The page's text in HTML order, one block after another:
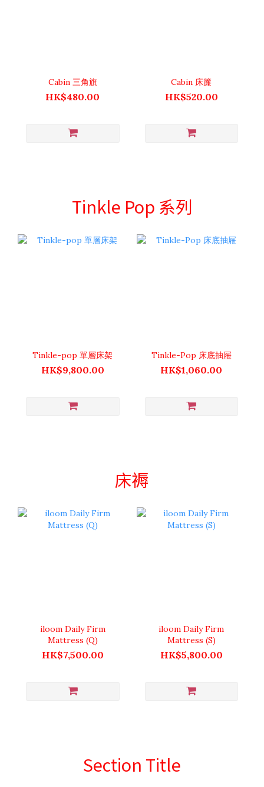
Cabin 三角旗
HK$480.00
Cabin 床簾
HK$520.00
Tinkle Pop 系列
Tinkle-pop 單層床架
HK$9,800.00
Tinkle-Pop 床底抽屜
HK$1,060.00
床褥
iloom Daily Firm
Mattress (Q)
HK$7,500.00
iloom Daily Firm
Mattress (S)
HK$5,800.00
Section Title